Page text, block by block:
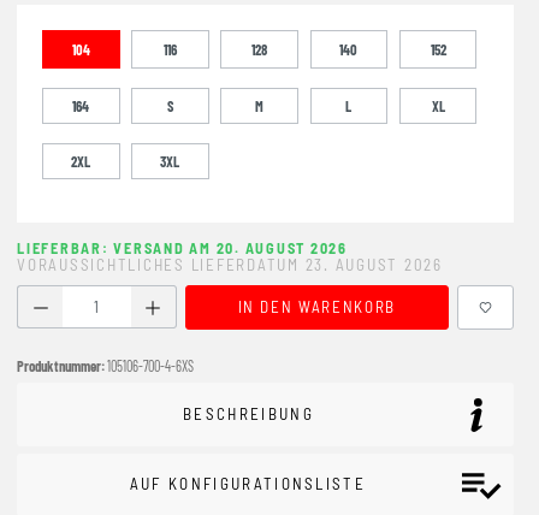
104 116 128 140 152
164 S M L XL
2XL 3XL
LIEFERBAR: VERSAND AM 20. AUGUST 2026
VORAUSSICHTLICHES LIEFERDATUM 23. AUGUST 2026
Produkt Anzahl: Gib den gewünschten Wert ein oder
IN DEN WARENKORB
Produktnummer:105106-700-4-6XS
BESCHREIBUNG
AUF KONFIGURATIONSLISTE